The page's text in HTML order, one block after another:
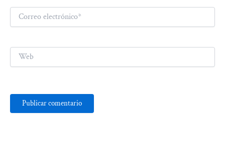
Correo
electrónico*
Web